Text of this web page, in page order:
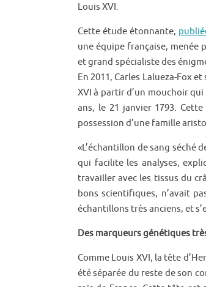
Louis XVI.
Cette étude étonnante,
une équipe française, menée
et grand spécialiste des
En 2011, Carles Lalueza-Fox
XVI à partir d’un mouchoir
ans, le 21 janvier 1793.
possession d’une famille
«L’échantillon de sang séché
qui facilite les analyses,
travailler avec les tissus du
bons scientifiques, n’avait
échantillons très anciens, et
Des marqueurs génétiques
Comme Louis XVI, la tête
été séparée du reste de son